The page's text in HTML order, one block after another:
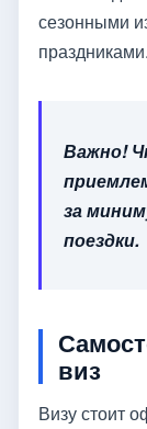
сезонными
праздниками.
Важно!
за
поездки.
виз
Визу стоит